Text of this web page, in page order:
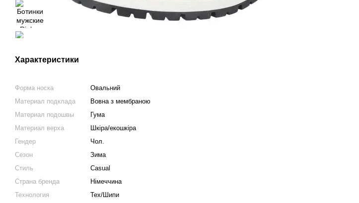
Характеристики
Форма носка
Овальний
Материал подклада
Вовна з мембраною
Материал подошвы
Гума
Материал верха
Шкіра/екошкіра
Гендер
Чол.
Сезон
Зима
Стиль
Casual
Страна бренда
Німеччина
Технология
Tex/Шипи